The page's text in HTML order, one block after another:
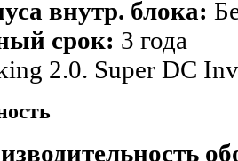
внутр. блока:
срок: 3 года
2.0. Super DC